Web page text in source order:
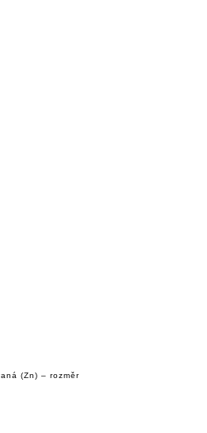
(Zn) – rozměr